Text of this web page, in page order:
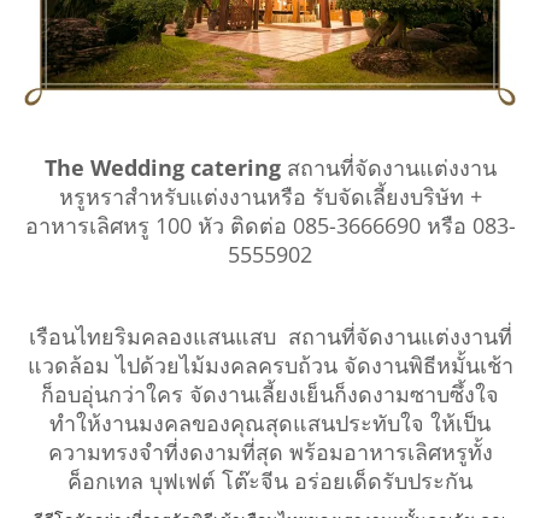
The Wedding cateringสถานที่จัดงานแต่งงาน
หรูหราสำหรับแต่งงานหรือ รับจัดเลี้ยงบริษัท +
อาหารเลิศหรู 100 หัว ติดต่อ 085-3666690 หรือ 083-
5555902
เรือนไทยริมคลองแสนแสบ สถานที่จัดงานแต่งงานที่
แวดล้อม ไปด้วยไม้มงคลครบถ้วน จัดงานพิธีหมั้นเช้า
ก็อบอุ่นกว่าใคร จัดงานเลี้ยงเย็นก็งดงามซาบซึ้งใจ
ทำให้งานมงคลของคุณสุดแสนประทับใจ ให้เป็น
ความทรงจำที่งดงามที่สุด พร้อมอาหารเลิศหรูทั้ง
ค็อกเทล บุฟเฟต์ โต๊ะจีน อร่อยเด็ดรับประกัน